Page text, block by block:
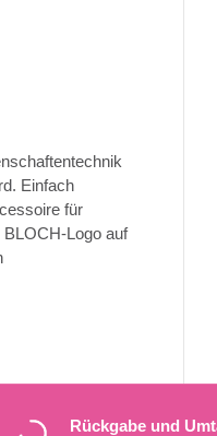
Einfach
für
Logo auf
Rückgabe und